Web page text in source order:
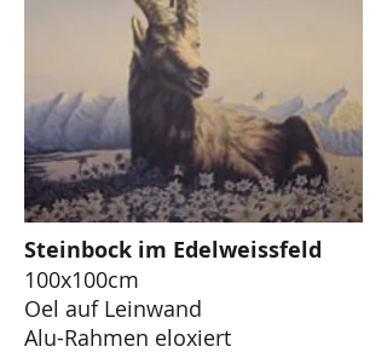
Steinbock im Edelweissfeld
100x100cm
Oel auf Leinwand
Alu-Rahmen eloxiert